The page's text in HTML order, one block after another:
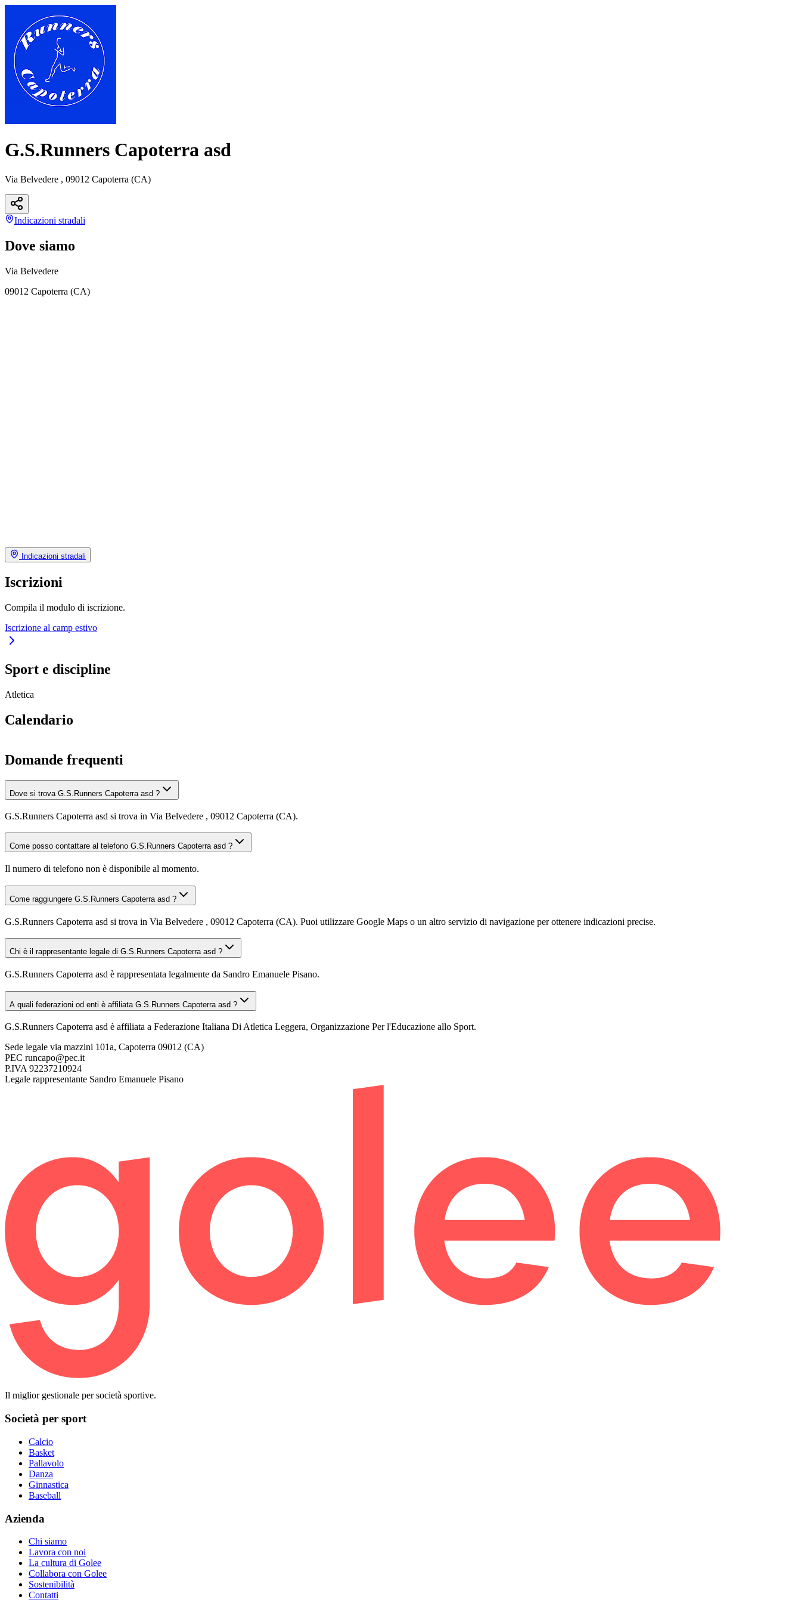
G.S.Runners Capoterra asd
Via Belvedere , 09012 Capoterra (CA)
Indicazioni stradali
Dove siamo
Via Belvedere
09012 Capoterra (CA)
Indicazioni stradali
Iscrizioni
Compila il modulo di iscrizione.
Iscrizione al camp estivo
Sport e discipline
Atletica
Calendario
Domande frequenti
Dove si trova G.S.Runners Capoterra asd ?
G.S.Runners Capoterra asd si trova in Via Belvedere , 09012 Capoterra (CA).
Come posso contattare al telefono G.S.Runners Capoterra asd ?
Il numero di telefono non è disponibile al momento.
Come raggiungere G.S.Runners Capoterra asd ?
G.S.Runners Capoterra asd si trova in Via Belvedere , 09012 Capoterra (CA). Puoi utilizzare Google Maps o un altro servizio di navigazione per ottenere indicazioni precise.
Chi è il rappresentante legale di G.S.Runners Capoterra asd ?
G.S.Runners Capoterra asd è rappresentata legalmente da Sandro Emanuele Pisano.
A quali federazioni od enti è affiliata G.S.Runners Capoterra asd ?
G.S.Runners Capoterra asd è affiliata a Federazione Italiana Di Atletica Leggera, Organizzazione Per l'Educazione allo Sport.
Sede legale via mazzini 101a, Capoterra 09012 (CA)
PEC runcapo@pec.it
P.IVA 92237210924
Legale rappresentante Sandro Emanuele Pisano
Il miglior gestionale per società sportive.
Società per sport
Calcio
Basket
Pallavolo
Danza
Ginnastica
Baseball
Azienda
Chi siamo
Lavora con noi
La cultura di Golee
Collabora con Golee
Sostenibilità
Contatti